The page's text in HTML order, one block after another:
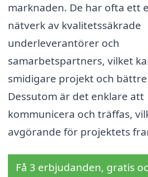
marknaden. De har ofta ett
nätverk av kvalitetssäkrade
underleverantörer och
samarbetspartners, vilket
smidigare projekt och
Dessutom är det enklare att
kommunicera och träffas,
avgörande för projektets
Få 3 erbjudanden, gratis